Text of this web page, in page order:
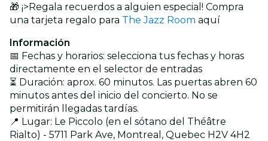
🎁 ¡>Regala recuerdos a alguien especial! Compra
una tarjeta regalo para The Jazz Room aquí
Información
📅 Fechas y horarios: selecciona tus fechas y horas
directamente en el selector de entradas
⏳ Duración: aprox. 60 minutos. Las puertas abren 60
minutos antes del inicio del concierto. No se
permitirán llegadas tardías.
📍 Lugar: Le Piccolo (en el sótano del Théâtre
Rialto) - 5711 Park Ave, Montreal, Quebec H2V 4H2